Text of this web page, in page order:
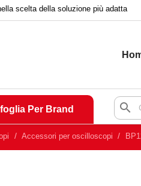
scelta della soluzione più adatta
Per Brand search
Accessori per oscilloscopi